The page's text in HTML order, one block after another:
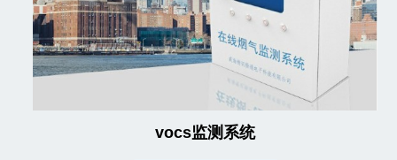
vocs监测系统